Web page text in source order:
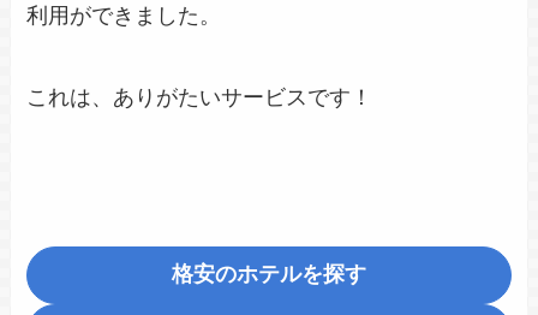
利用ができました。
これは、ありがたいサービスです！
格安のホテルを探す